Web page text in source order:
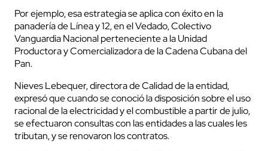
Por ejemplo, esa estrategia se aplica con éxito en la
panadería de Línea y 12, en el Vedado, Colectivo
Vanguardia Nacional perteneciente a la Unidad
Productora y Comercializadora de la Cadena Cubana del
Pan.
Nieves Lebequer, directora de Calidad de la entidad,
expresó que cuando se conoció la disposición sobre el uso
racional de la electricidad y el combustible a partir de julio,
se efectuaron consultas con las entidades a las cuales les
tributan, y se renovaron los contratos.